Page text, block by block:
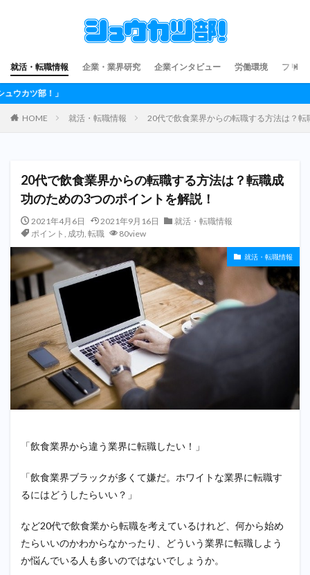
就活・転職情報 企業・業界研究 企業インタビュー 労働環境 フリー
HOME 就活・転職情報 20代で飲食業界からの転職する方法は？
20代で飲食業界からの転職する方法は？転職成
功のための3つのポイントを解説！
2021年4月6日 2021年9月16日
就活・転職情報
ポイント , 成功, 転職 80view
就活・転職情報
「飲食業界から違う業界に転職したい！」
「飲食業界ブラックが多くて嫌だ。ホワイトな業界に転職す
るにはどうしたらいい？」
など20代で飲食業から転職を考えているけれど、何から始め
たらいいのかわからなかったり、どういう業界に転職しよう
か悩んでいる人も多いのではないでしょうか。